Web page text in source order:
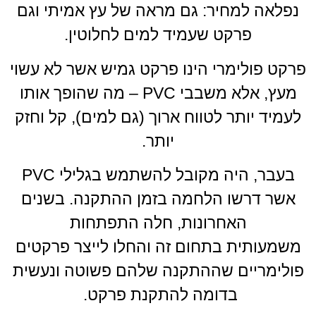
נפלאה למחיר: גם מראה של עץ אמיתי וגם
פרקט שעמיד למים לחלוטין.
פרקט פולימרי הינו פרקט גמיש אשר לא עשוי
מעץ, אלא משבבי PVC – מה שהופך אותו
לעמיד יותר לטווח ארוך (גם למים), קל וחזק
יותר.
בעבר, היה מקובל להשתמש בגלילי PVC
אשר דרשו הלחמה בזמן ההתקנה. בשנים
האחרונות, חלה התפתחות
משמעותית בתחום זה והחלו לייצר פרקטים
פולימריים שההתקנה שלהם פשוטה ונעשית
בדומה להתקנת פרקט.